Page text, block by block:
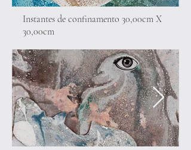
Instantes de confinamento 30,00cm X
30,00cm